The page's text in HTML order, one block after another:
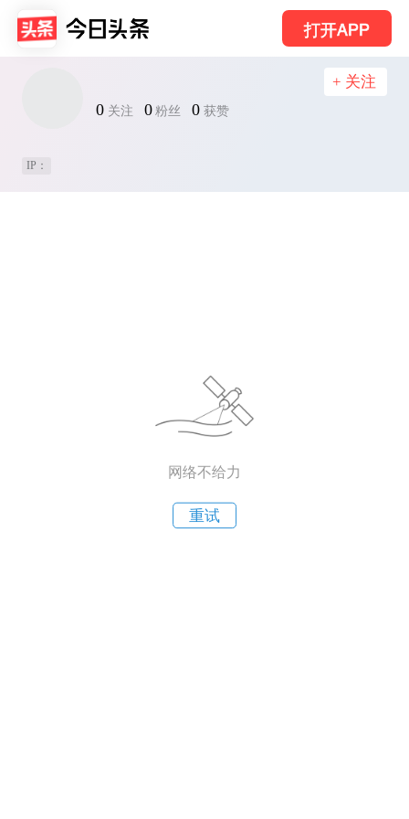
打开APP
0 关注 0 粉丝 0 获赞
+ 关注
IP：
网络不给力
重试